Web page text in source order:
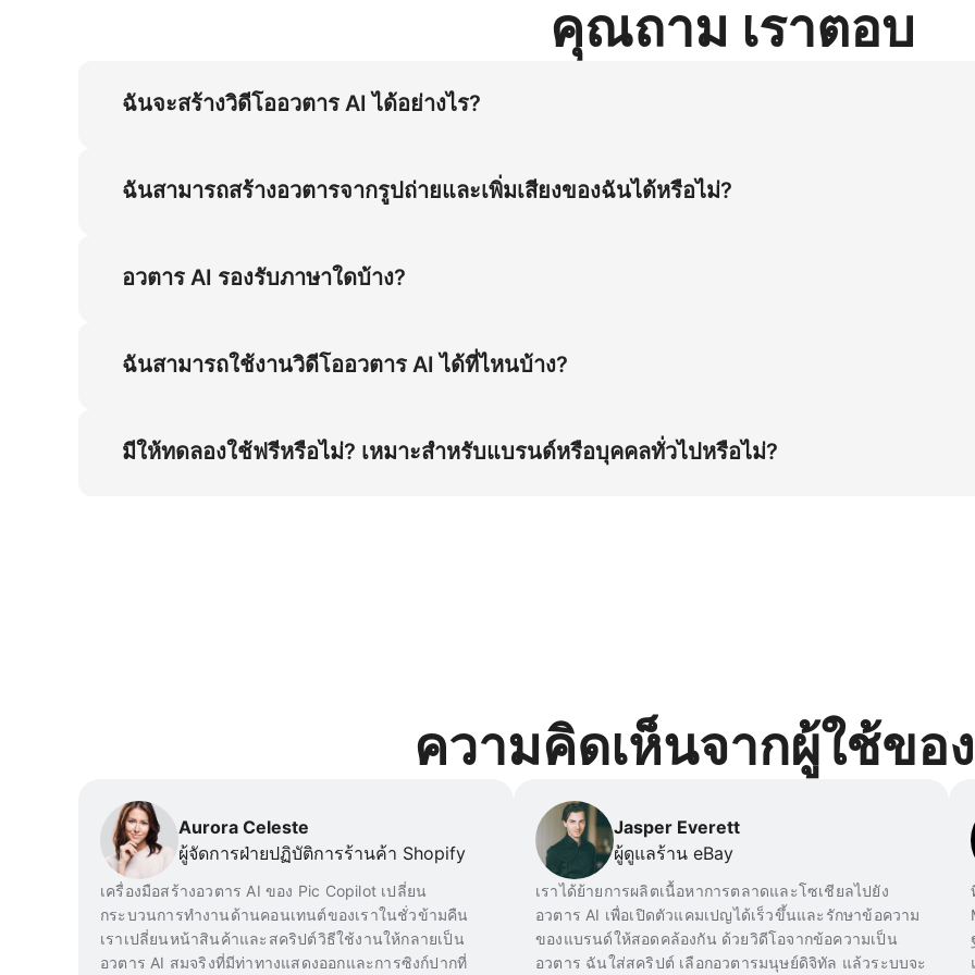
คุณถาม เราตอบ
ฉันจะสร้างวิดีโออวตาร AI ได้อย่างไร?
จะสร้างอวตารพูดที่มีท่าทางแม่นยำและซิงก์ปากได้อย่างถูกต้อง เหมาะเมื่อคุณต้องการให้อวตารพูดข้อความออนไล
ฉันสามารถสร้างอวตารจากรูปถ่ายและเพิ่มเสียงของฉันได้หรือไม่?
แบบประสาทเพื่อให้ได้เสียงพูดที่เป็นธรรมชาติ เครื่องมืออวตาร AI จะจัดการการซิงก์ริมฝีปาก อารมณ์ และจังหวะเ
อวตาร AI รองรับภาษาใดบ้าง?
ตัวแปลอวตาร AI และการพากย์หลายภาษา คุณสามารถทำให้วิดีโอเดียวใช้งานได้ในหลายตลาด
ฉันสามารถใช้งานวิดีโออวตาร AI ได้ที่ไหนบ้าง?
การตลาด, e-learning, เนื้อหาฝึกอบรม และศูนย์ช่วยเหลือ ทีมงานยังใช้สำหรับวิดีโอองค์กรที่มีอวตาร AI, วิดีโอส
มีให้ทดลองใช้ฟรีหรือไม่? เหมาะสำหรับแบรนด์หรือบุคคลทั่วไปหรือไม่?
ความคิดเห็นจากผู้ใช้ของ
Aurora Celeste
ผู้จัดการฝ่ายปฏิบัติการร้านค้า Shopify
เครื่องมือสร้างอวตาร AI ของ Pic Copilot เปลี่ยน
กระบวนการทำงานด้านคอนเทนต์ของเราในชั่วข้ามคืน
เราเปลี่ยนหน้าสินค้าและสคริปต์วิธีใช้งานให้กลายเป็น
อวตาร AI สมจริงที่มีท่าทางแสดงออกและการซิงก์ปากที่
Jasper Everett
ผู้ดูแลร้าน eBay
เราได้ย้ายการผลิตเนื้อหาการตลาดและโซเชียลไปยัง
อวตาร AI เพื่อเปิดตัวแคมเปญได้เร็วขึ้นและรักษาข้อความ
ของแบรนด์ให้สอดคล้องกัน ด้วยวิดีโอจากข้อความเป็น
อวตาร ฉันใส่สคริปต์ เลือกอวตารมนุษย์ดิจิทัล แล้วระบบจะ